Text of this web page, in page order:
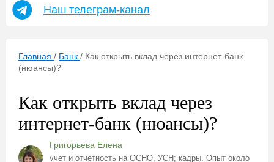
Наш телеграм-канал
Главная / Банк / Как открыть вклад через интернет-банк
(нюансы)?
Как открыть вклад через
интернет-банк (нюансы)?
Григорьева Елена
учет и отчетность на ОСНО, УСН; кадры. Опыт около